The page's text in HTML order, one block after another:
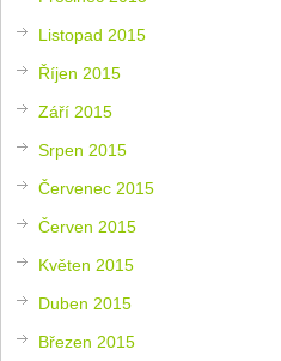
Listopad 2015
Říjen 2015
Září 2015
Srpen 2015
Červenec 2015
Červen 2015
Květen 2015
Duben 2015
Březen 2015